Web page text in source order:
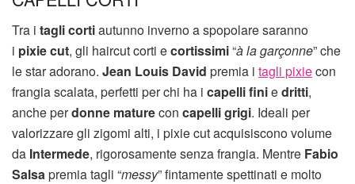
Tra i tagli cortiautunno inverno a spopolare saranno
i pixie cut, gli haircut corti ecortissimi“à la garçonne” che
le star adorano. Jean Louis David premia i tagli pixiecon
frangia scalata, perfetti per chi ha i capelli finiedritti,
anche perdonne maturecon capelli grigi. Ideali per
valorizzare gli zigomi alti, i pixie cut acquisiscono volume
da Intermede, rigorosamente senza frangia. Mentre Fabio
Salsa premia tagli “messy” fintamente spettinati e molto